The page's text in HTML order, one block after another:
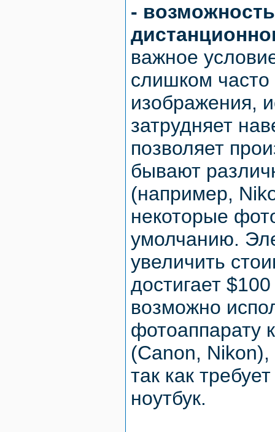
-
важное
слишком
изображения,
затрудняет
позволяет
бывают
(например,
некоторые
умолчанию.
увеличить
достигает
возможно
фотоаппарату
(Canon,
так как
ноутбук.